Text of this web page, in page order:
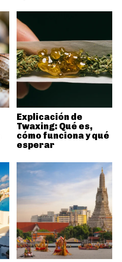
Explicación de
Twaxing: Qué es,
cómo funciona y qué
esperar